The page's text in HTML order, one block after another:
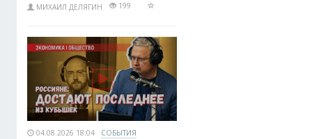
МИХАИЛ ДЕЛЯГИН 199
04.08.2026 18:04 СОБЫТИЯ